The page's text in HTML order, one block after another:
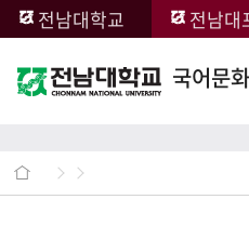
전남대학교 전남대
국어문